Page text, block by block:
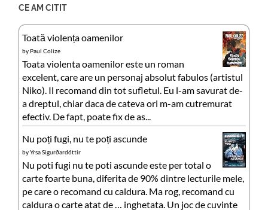
CE AM CITIT
Toată violența oamenilor
by Paul Colize
Toata violenta oamenilor este un roman
excelent, care are un personaj absolut fabulos (artistul
Niko). Il recomand din tot sufletul. Eu l-am savurat de-
a dreptul, chiar daca de cateva ori m-am cutremurat
efectiv. De fapt, poate fix de as...
Nu poți fugi, nu te poți ascunde
byYrsa Sigurðardóttir
Nu poti fugi nu te poti ascunde este per total o
carte foarte buna, diferita de 90% dintre lecturile mele,
pe care o recomand cu caldura. Ma rog, recomand cu
caldura o carte atat de … inghetata. Un joc de cuvinte